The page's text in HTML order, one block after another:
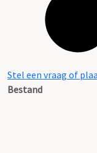
Stel een vraag of
Bestand